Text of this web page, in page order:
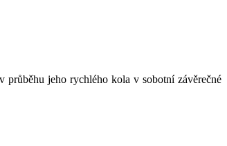
průběhu jeho rychlého kola v sobotní závěrečné